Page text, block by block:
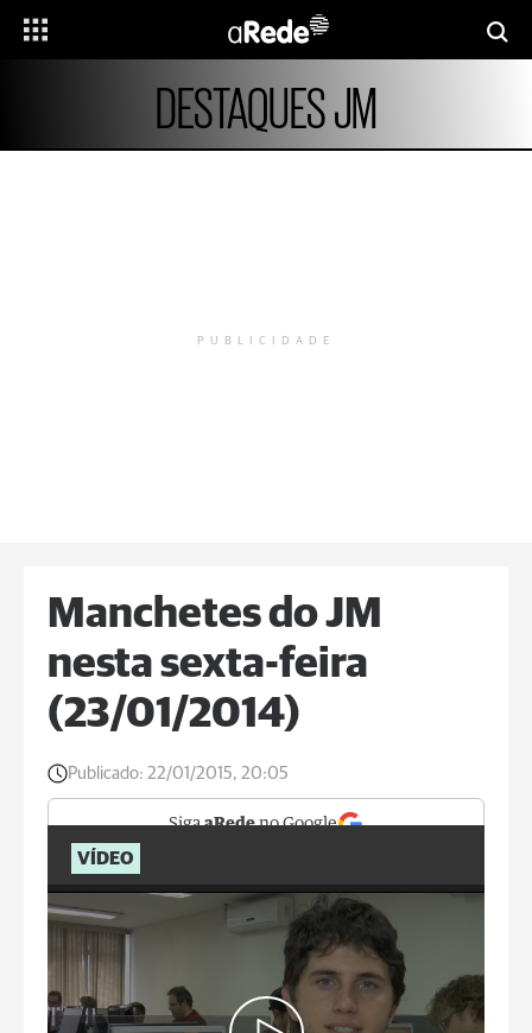
DESTAQUES JM
PUBLICIDADE
Manchetes do JM
nesta sexta-feira
(23/01/2014)
Publicado: 22/01/2015, 20:05
SigaaRedeno Google
VÍDEO